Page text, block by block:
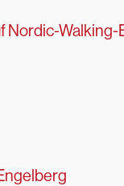
Nordic-Walking-